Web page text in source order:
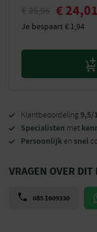
€ 25,95 € 24,01
Je bespaart€1,94
Klantbeoordeling9,5/
Specialisten met
Persoonlijk en snel
VRAGEN OVER DIT
085 1609330